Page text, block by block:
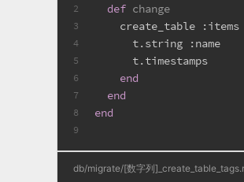
2
3
4
5
6
7
8
9
def change
    create_table
:items
      t.string
:name
      t.timestamps
end
end
end
db/migrate/[数字列